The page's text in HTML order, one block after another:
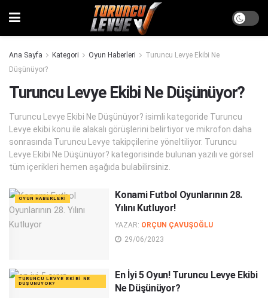
Ana Sayfa Kategori Oyun Haberleri
Turuncu Levye Ekibi Ne
Düşünüyor?
Turuncu Levye Ekibi Ne Düşünüyor?
Turuncu Levye Ekibi Ne Düşünüyor? isimli kategoride Turuncu
Levye ekibi konu ile alakalı görüşlerini belirtiyor ve mikrofon daha
sonrasında Turuncu Levye takipçilerine yöneltiliyor. Turuncu
Levye Ekibi Ne Düşünüyor? kategorisinde bulunan yazılı ve görsel
tüm içerikleri hemen aşağıda bulabilirsiniz.
OYUN HABERLERI
Konami Futbol Oyunlarının 28.
Yılını Kutluyor!
YAZAR: ORÇUN ÇAVUŞOĞLU
29/06/2023
TURUNCU LEVYE EKIBI NE
DÜŞÜNÜYOR?
En İyi 5 Oyun! Turuncu Levye Ekibi
Ne Düşünüyor?